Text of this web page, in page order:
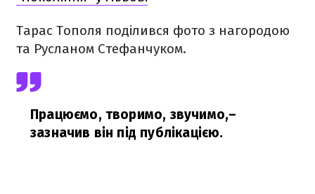
Тарас Тополя поділився фото з нагородою
та Русланом Стефанчуком.
Працюємо, творимо, звучимо,–
зазначив він під публікацією.